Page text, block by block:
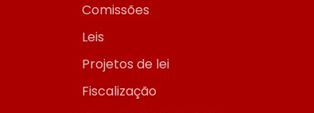
Comissões
Leis
Projetos de lei
Fiscalização